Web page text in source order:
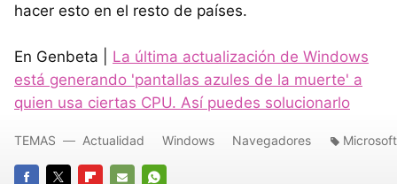
hacer esto en el resto de países.
En Genbeta | La última actualización de Windows
está generando 'pantallas azules de la muerte' a
quien usa ciertas CPU. Así puedes solucionarlo
TEMAS Actualidad Windows Navegadores